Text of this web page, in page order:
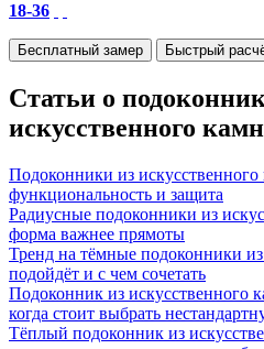
18-36
Бесплатный замер Быстрый
Статьи о
искусственного
Подоконники из
функциональность и защита
Радиусные подоконники из
форма важнее прямоты
Тренд на тёмные подоконники
подойдёт и с чем сочетать
Подоконник из искусственного
когда стоит выбрать
Тёплый подоконник из